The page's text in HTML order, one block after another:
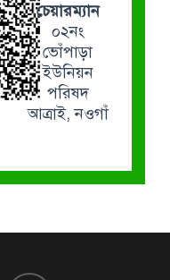
চেয়ারম্যান
০২নং
ভোঁপাড়া
ইউনিয়ন
পরিষদ
আত্রাই, নওগাঁ